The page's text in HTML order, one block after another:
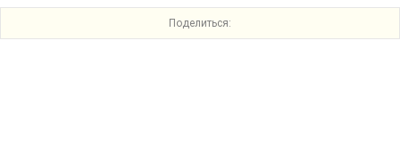
Поделиться: